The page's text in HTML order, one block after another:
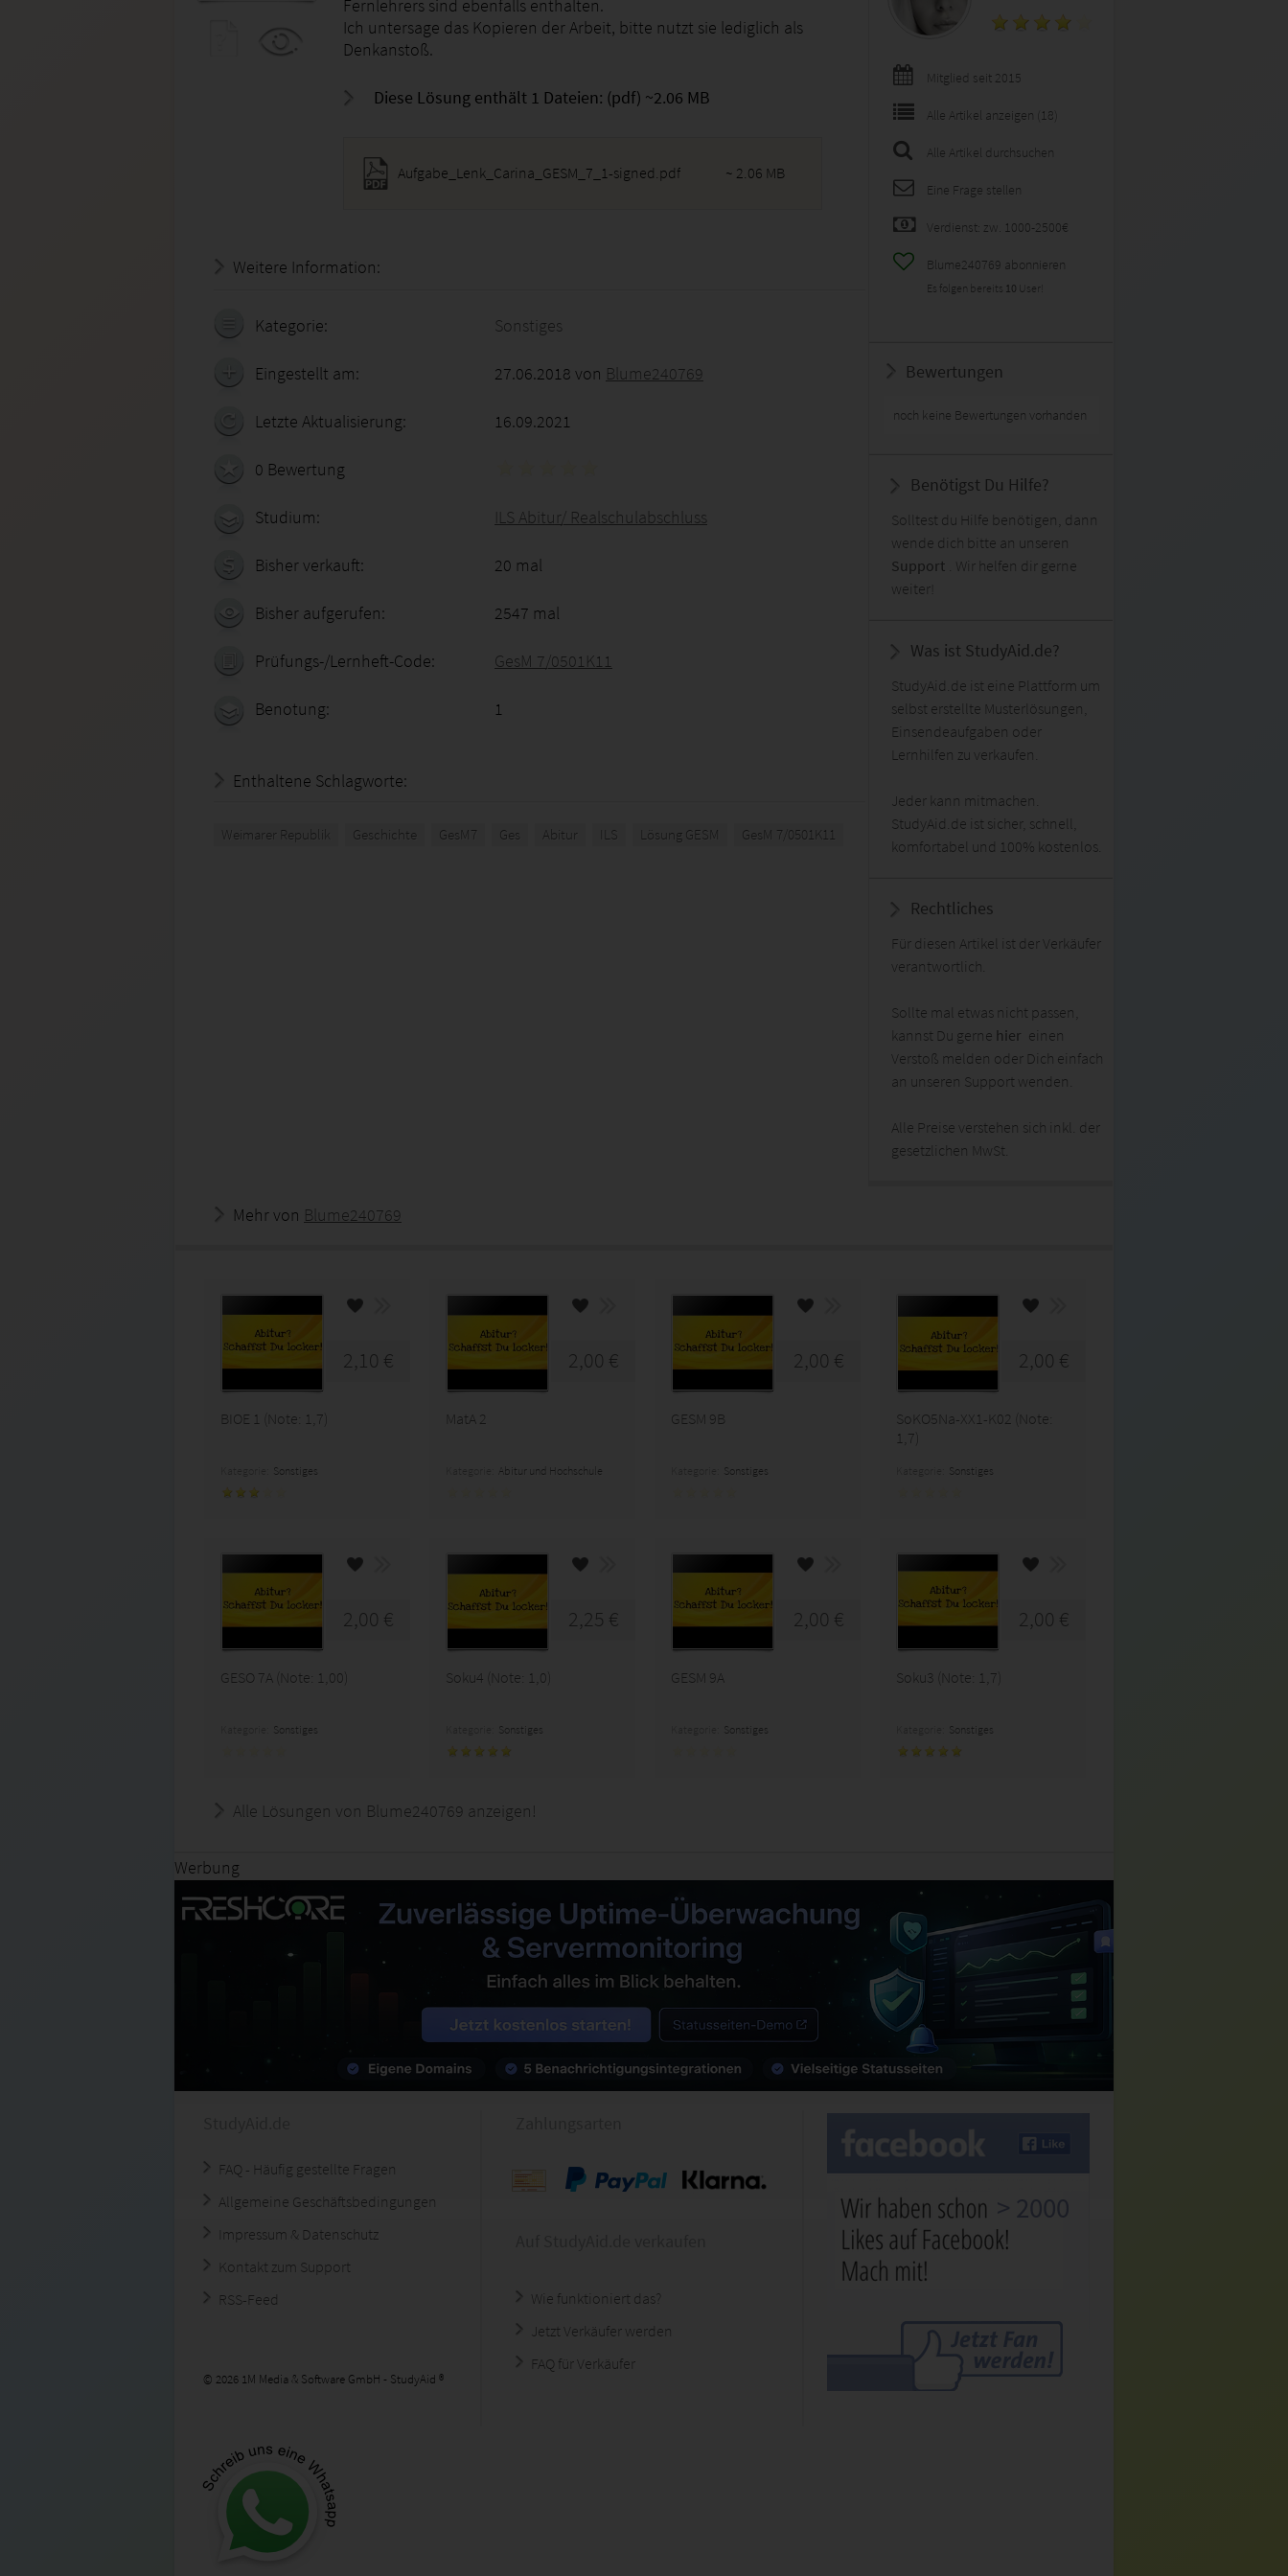
Fernlehrers sind ebenfalls enthalten.
Ich untersage das Kopieren der Arbeit, bitte nutzt sie lediglich als
Denkanstoß.
Diese Lösung enthält 1 Dateien: (pdf) ~2.06 MB
Aufgabe_Lenk_Carina_GESM_7_1-signed.pdf ~ 2.06 MB
Weitere Information:
Kategorie: Sonstiges
Eingestellt am: 27.06.2018 von Blume240769
Letzte Aktualisierung: 16.09.2021
0 Bewertung
Studium: ILS Abitur/ Realschulabschluss
Bisher verkauft: 20 mal
Bisher aufgerufen: 2547 mal
Prüfungs-/Lernheft-Code: GesM 7/0501K11
Benotung: 1
Enthaltene Schlagworte:
Weimarer Republik Geschichte GesM7 Ges Abitur ILS Lösung GESM GesM 7/0501K11
Mitglied seit 2015
Alle Artikel anzeigen (18)
Alle Artikel durchsuchen
Eine Frage stellen
Verdienst: zw. 1000-2500€
Blume240769 abonnieren
Es folgen bereits 10 User!
Bewertungen
noch keine Bewertungen vorhanden
Benötigst Du Hilfe?
Solltest du Hilfe benötigen, dann
wende dich bitte an unseren
Support . Wir helfen dir gerne
weiter!
Was ist StudyAid.de?
StudyAid.de ist eine Plattform um
selbst erstellte Musterlösungen,
Einsendeaufgaben oder
Lernhilfen zu verkaufen.
Jeder kann mitmachen.
StudyAid.de ist sicher, schnell,
komfortabel und 100% kostenlos.
Rechtliches
Für diesen Artikel ist der Verkäufer
verantwortlich.
Sollte mal etwas nicht passen,
kannst Du gerne hier einen
Verstoß melden oder Dich einfach
an unseren Support wenden.
Alle Preise verstehen sich inkl. der
gesetzlichen MwSt.
Mehr von Blume240769
2,10 €
BIOE 1 (Note: 1,7)
Sonstiges
2,00 €
MatA 2
Abitur und Hochschule
2,00 €
GESM 9B
Sonstiges
2,00 €
SoKO5Na-XX1-K02 (Note:
1,7)
Sonstiges
2,00 €
GESO 7A (Note: 1,00)
Sonstiges
2,25 €
Soku4 (Note: 1,0)
Sonstiges
2,00 €
GESM 9A
Sonstiges
2,00 €
Soku3 (Note: 1,7)
Sonstiges
Alle Lösungen von Blume240769 anzeigen!
Werbung
FAQ - Häufig gestellte Fragen
Allgemeine Geschäftsbedingungen
Impressum & Datenschutz
Kontakt zum Support
RSS-Feed
© 2026 1M Media & Software GmbH - StudyAid ®
Wie funktioniert das?
Jetzt Verkäufer werden
FAQ für Verkäufer
> 2000